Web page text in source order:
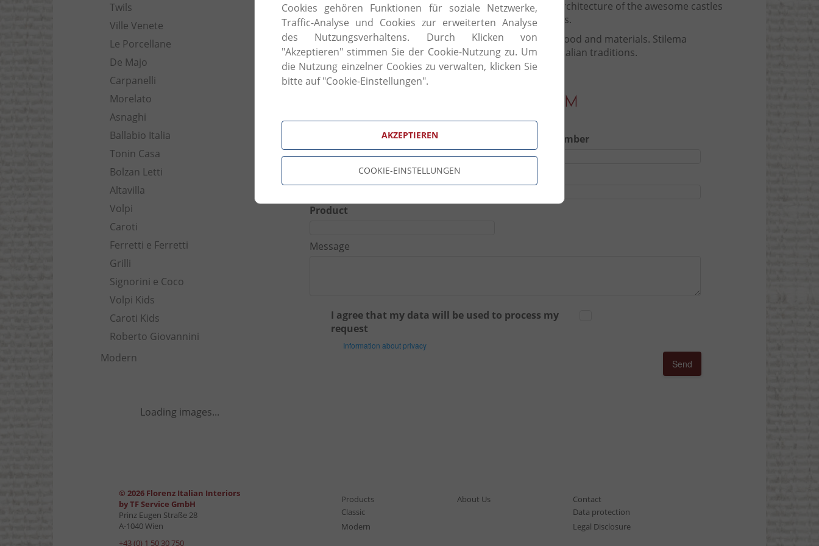
Twils
Ville Venete
Le Porcellane
De Majo
Carpanelli
Morelato
Asnaghi
Ballabio Italia
Tonin Casa
Bolzan Letti
Altavilla
Volpi
Caroti
Ferretti e Ferretti
Grilli
Signorini e Coco
Volpi Kids
Caroti Kids
Roberto Giovannini
Modern
craftsman, who constructed the noble and prestigious architecture of the awesome castles
and wonderful palaces of the enchanting Montefeltro hills.
100% Made in Italy. The company uses only first choice wood and materials. Stilema
furniture guarantees quality and respect of the original Italian traditions.
Request Form
Phone Number
Product
Message
I agree that my data will be used to process my
request
Information about privacy
Send
Loading images...
© 2026 Florenz Italian Interiors
by TF Service GmbH
Prinz Eugen Straße 28
A-1040 Wien
+43 (0) 1 50 30 750
Products
Classic
Modern
About Us
Contact
Data protection
Legal Disclosure
Cookies gehören Funktionen für soziale Netzwerke,
Traffic-Analyse und Cookies zur erweiterten Analyse
des Nutzungsverhaltens. Durch Klicken von
"Akzeptieren" stimmen Sie der Cookie-Nutzung zu. Um
die Nutzung einzelner Cookies zu verwalten, klicken Sie
bitte auf "Cookie-Einstellungen".
AKZEPTIEREN
COOKIE-EINSTELLUNGEN